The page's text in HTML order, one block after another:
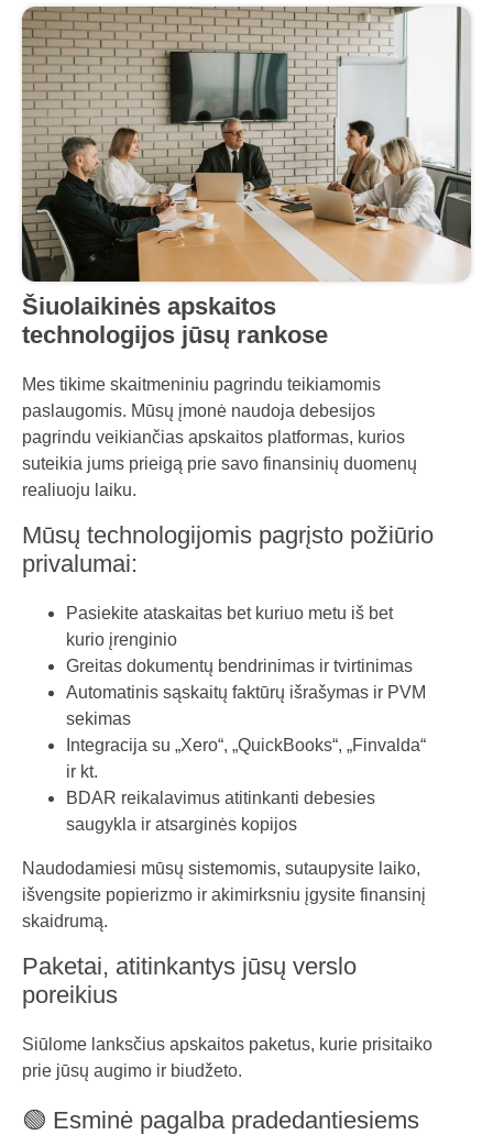
Šiuolaikinės apskaitos
technologijos jūsų rankose
Mes tikime skaitmeniniu pagrindu teikiamomis
paslaugomis. Mūsų įmonė naudoja debesijos
pagrindu veikiančias apskaitos platformas, kurios
suteikia jums prieigą prie savo finansinių duomenų
realiuoju laiku.
Mūsų technologijomis pagrįsto požiūrio
privalumai:
Pasiekite ataskaitas bet kuriuo metu iš bet
kurio įrenginio
Greitas dokumentų bendrinimas ir tvirtinimas
Automatinis sąskaitų faktūrų išrašymas ir PVM
sekimas
Integracija su „Xero“, „QuickBooks“, „Finvalda“
ir kt.
BDAR reikalavimus atitinkanti debesies
saugykla ir atsarginės kopijos
Naudodamiesi mūsų sistemomis, sutaupysite laiko,
išvengsite popierizmo ir akimirksniu įgysite finansinį
skaidrumą.
Paketai, atitinkantys jūsų verslo
poreikius
Siūlome lanksčius apskaitos paketus, kurie prisitaiko
prie jūsų augimo ir biudžeto.
🟢 Esminė pagalba pradedantiesiems